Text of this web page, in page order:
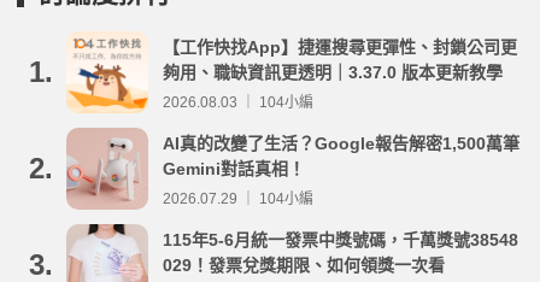
1.
【工作快找App】捷運搜尋更彈性、封鎖公司更
夠用、職缺資訊更透明｜3.37.0 版本更新教學
2026.08.03 ｜ 104小編
2.
AI真的改變了生活？Google報告解密1,500萬筆
Gemini對話真相！
2026.07.29 ｜ 104小編
3.
115年5-6月統一發票中獎號碼，千萬獎號38548
029！發票兌獎期限、如何領獎一次看